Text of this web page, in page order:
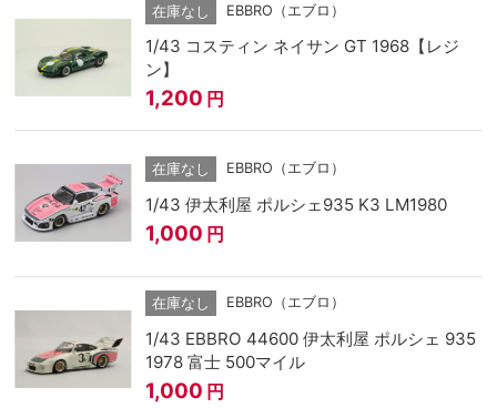
在庫なし EBBRO（エブロ）
1/43 コスティン ネイサン GT 1968【レジ
ン】
1,200 円
在庫なし EBBRO（エブロ）
1/43 伊太利屋 ポルシェ935 K3 LM1980
1,000 円
在庫なし EBBRO（エブロ）
1/43 EBBRO 44600 伊太利屋 ポルシェ 935
1978 富士 500マイル
1,000 円